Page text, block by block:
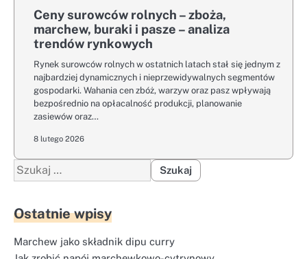
Ceny surowców rolnych – zboża,
marchew, buraki i pasze – analiza
trendów rynkowych
Rynek surowców rolnych w ostatnich latach stał się jednym z
najbardziej dynamicznych i nieprzewidywalnych segmentów
gospodarki. Wahania cen zbóż, warzyw oraz pasz wpływają
bezpośrednio na opłacalność produkcji, planowanie
zasiewów oraz…
8 lutego 2026
Szukaj:
Ostatnie wpisy
Marchew jako składnik dipu curry